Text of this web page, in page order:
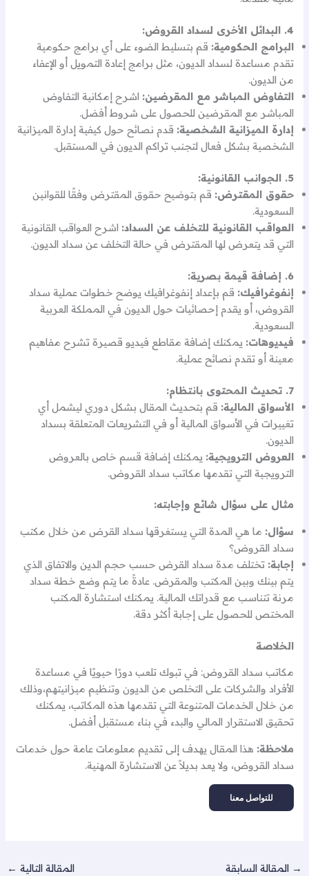
4. البدائل الأخرى لسداد القروض:
البرامج الحكومية: قم بتسليط الضوء على أي برامج حكومية
تقدم مساعدة لسداد الديون، مثل برامج إعادة التمويل أو الإعفاء
من الديون.
التفاوض المباشر مع المقرضين: اشرح إمكانية التفاوض
المباشر مع المقرضين للحصول على شروط أفضل.
إدارة الميزانية الشخصية: قدم نصائح حول كيفية إدارة الميزانية
الشخصية بشكل فعال لتجنب تراكم الديون في المستقبل.
5. الجوانب القانونية:
حقوق المقترض: قم بتوضيح حقوق المقترض وفقًا للقوانين
السعودية.
العواقب القانونية للتخلف عن السداد: اشرح العواقب القانونية
التي قد يتعرض لها المقترض في حالة التخلف عن سداد الديون.
6. إضافة قيمة بصرية:
إنفوغرافيك: قم بإعداد إنفوغرافيك يوضح خطوات عملية سداد
القروض، أو يقدم إحصائيات حول الديون في المملكة العربية
السعودية.
فيديوهات: يمكنك إضافة مقاطع فيديو قصيرة تشرح مفاهيم
معينة أو تقدم نصائح عملية.
7. تحديث المحتوى بانتظام:
الأسواق المالية: قم بتحديث المقال بشكل دوري ليشمل أي
تغييرات في الأسواق المالية أو في التشريعات المتعلقة بسداد
الديون.
العروض الترويجية: يمكنك إضافة قسم خاص بالعروض
الترويجية التي تقدمها مكاتب سداد القروض.
مثال على سؤال شائع وإجابته:
سؤال: ما هي المدة التي يستغرقها سداد القرض من خلال مكتب
سداد القروض؟
إجابة: تختلف مدة سداد القرض حسب حجم الدين والاتفاق الذي
يتم بينك وبين المكتب والمقرض. عادةً ما يتم وضع خطة سداد
مرنة تتناسب مع قدراتك المالية. يمكنك استشارة المكتب
المختص للحصول على إجابة أكثر دقة.
الخلاصة
مكاتب سداد القروض: في تبوك تلعب دورًا حيويًا في مساعدة
الأفراد والشركات على التخلص من الديون وتنظيم ميزانيتهم،وذلك
من خلال الخدمات المتنوعة التي تقدمها هذه المكاتب، يمكنك
تحقيق الاستقرار المالي والبدء في بناء مستقبل أفضل.
ملاحظة: هذا المقال يهدف إلى تقديم معلومات عامة حول خدمات
سداد القروض، ولا يعد بديلاً عن الاستشارة المهنية.
للتواصل معنا
→ المقالة السابقة المقالة التالية ←